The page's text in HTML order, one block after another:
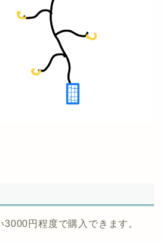
円程度で購入できます。